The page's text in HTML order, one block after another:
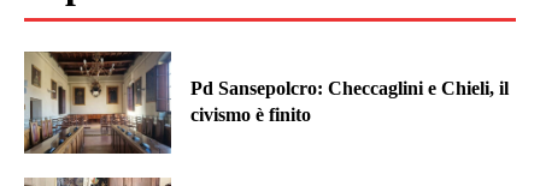
Pd Sansepolcro: Checcaglini e Chieli, il
civismo è finito